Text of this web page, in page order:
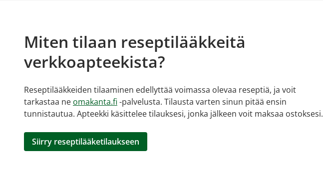
Miten tilaan reseptilääkkeitä
verkkoapteekista?
Reseptilääkkeiden tilaaminen edellyttää voimassa olevaa reseptiä, ja voit
tarkastaa ne omakanta.fi -palvelusta. Tilausta varten sinun pitää ensin
tunnistautua. Apteekki käsittelee tilauksesi, jonka jälkeen voit maksaa ostoksesi.
Siirry reseptilääketilaukseen